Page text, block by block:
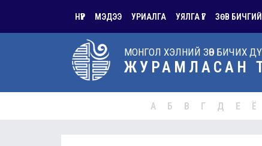
НҮҮР МЭДЭЭ УРИАЛГА УЯЛГА ҮГ ЗӨВ
МОНГОЛ ХЭЛНИЙ ЗӨВ БИЧИХ
ЖУРАМЛАСАН
А Б В Г Д Е Ё